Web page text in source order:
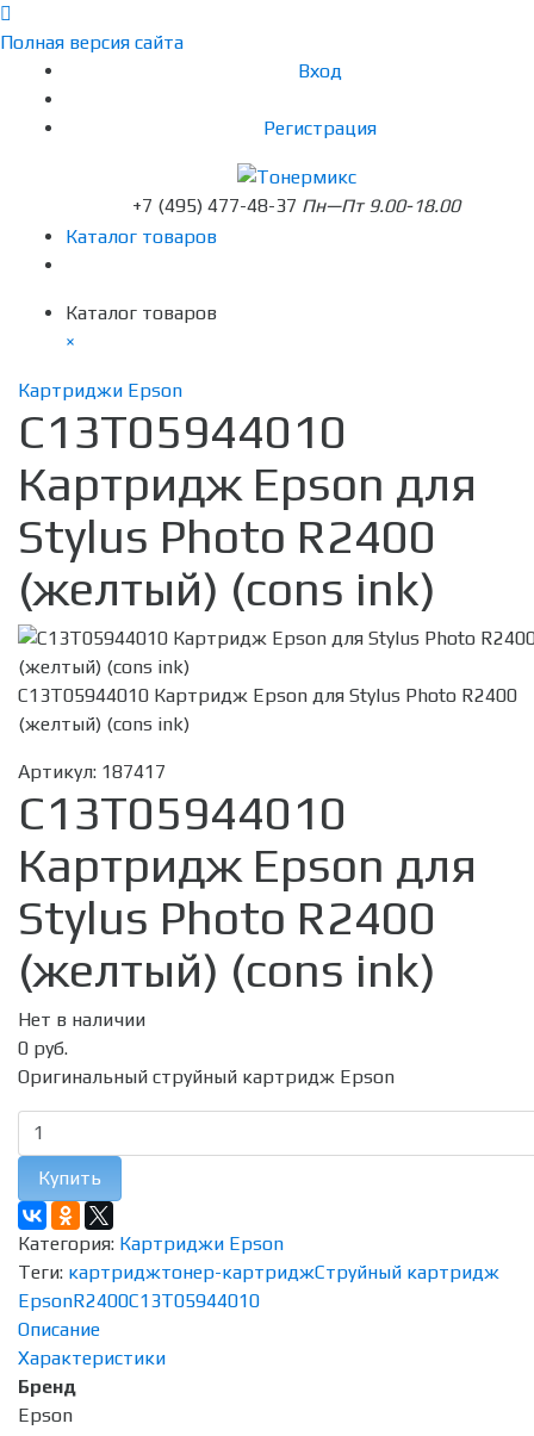
Полная версия сайта
Вход
Регистрация
+7 (495) 477-48-37 Пн—Пт 9.00-18.00
Каталог товаров
Каталог товаров
×
Картриджи Epson
C13T05944010
Картридж Epson для
Stylus Photo R2400
(желтый) (cons ink)
C13T05944010 Картридж Epson для Stylus Photo R2400
(желтый) (cons ink)
Артикул: 187417
C13T05944010
Картридж Epson для
Stylus Photo R2400
(желтый) (cons ink)
Нет в наличии
0 руб.
Оригинальный струйный картридж Epson
Купить
Категория: Картриджи Epson
Теги: картриджтонер-картриджСтруйный картридж
EpsonR2400C13T05944010
Описание
Характеристики
Бренд
Epson